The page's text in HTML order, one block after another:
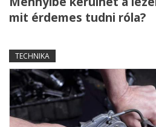
mit érdemes tudni róla?
TECHNIKA